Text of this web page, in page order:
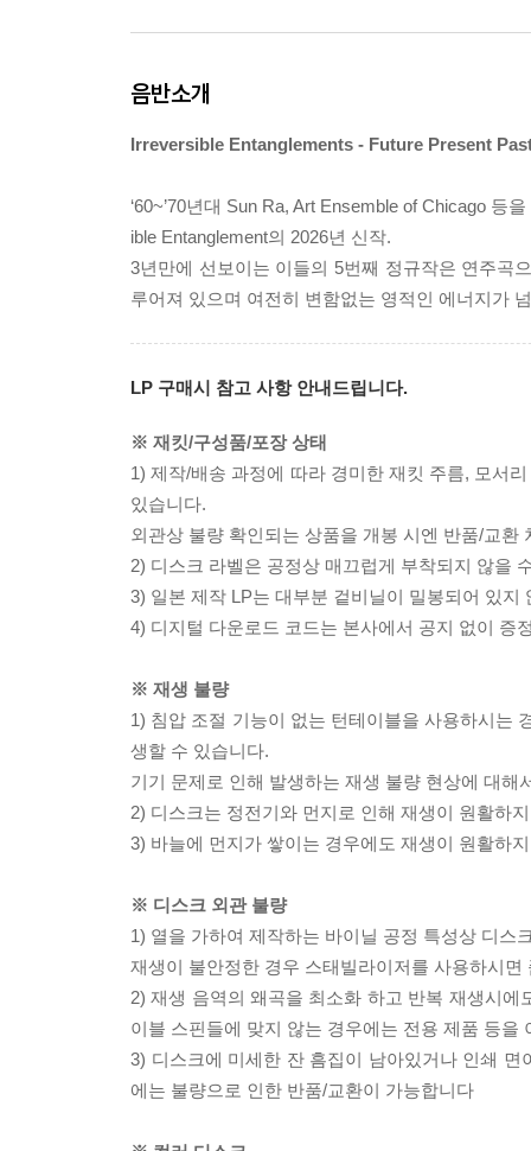
음반소개
Irreversible Entanglements - Future Present
‘60~’70년대 Sun Ra, Art Ensemble of Chicago
ible Entanglement의 2026년 신작.
3년만에 선보이는 이들의 5번째 정규작은 연주곡
루어져 있으며 여전히 변함없는 영적인 에너지가
LP 구매시 참고 사항 안내드립니다.
※ 재킷/구성품/포장 상태
1) 제작/배송 과정에 따라 경미한 재킷 주름, 모서
있습니다.
외관상 불량 확인되는 상품을 개봉 시엔 반품/교환
2) 디스크 라벨은 공정상 매끄럽게 부착되지 않을
3) 일본 제작 LP는 대부분 겉비닐이 밀봉되어 있지
4) 디지털 다운로드 코드는 본사에서 공지 없이 증
※ 재생 불량
1) 침압 조절 기능이 없는 턴테이블을 사용하시는
생할 수 있습니다.
기기 문제로 인해 발생하는 재생 불량 현상에 대
2) 디스크는 정전기와 먼지로 인해 재생이 원활하
3) 바늘에 먼지가 쌓이는 경우에도 재생이 원활하
※ 디스크 외관 불량
1) 열을 가하여 제작하는 바이닐 공정 특성상 디스
재생이 불안정한 경우 스태빌라이저를 사용하시
2) 재생 음역의 왜곡을 최소화 하고 반복 재생시
이블 스핀들에 맞지 않는 경우에는 전용 제품 등
3) 디스크에 미세한 잔 흠집이 남아있거나 인쇄
에는 불량으로 인한 반품/교환이 가능합니다